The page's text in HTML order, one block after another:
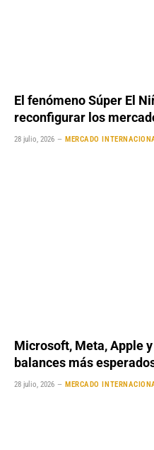
El fenómeno Súper El
reconfigurar los
28 julio, 2026 MERCADO
Microsoft, Meta, Apple
balances más
28 julio, 2026 MERCADO